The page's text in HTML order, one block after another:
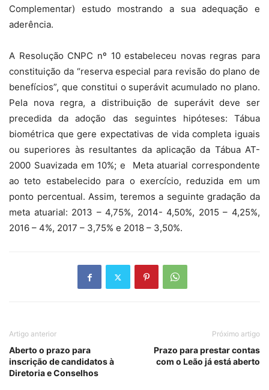
Complementar) estudo mostrando a sua adequação e
aderência.
A Resolução CNPC nº 10 estabeleceu novas regras para
constituição da “reserva especial para revisão do plano de
benefícios”, que constitui o superávit acumulado no plano.
Pela nova regra, a distribuição de superávit deve ser
precedida da adoção das seguintes hipóteses: Tábua
biométrica que gere expectativas de vida completa iguais
ou superiores às resultantes da aplicação da Tábua AT-
2000 Suavizada em 10%; e Meta atuarial correspondente
ao teto estabelecido para o exercício, reduzida em um
ponto percentual. Assim, teremos a seguinte gradação da
meta atuarial: 2013 – 4,75%, 2014- 4,50%, 2015 – 4,25%,
2016 – 4%, 2017 – 3,75% e 2018 – 3,50%.
Artigo anterior
Aberto o prazo para
inscrição de candidatos à
Diretoria e Conselhos
Próximo artigo
Prazo para prestar contas
com o Leão já está aberto